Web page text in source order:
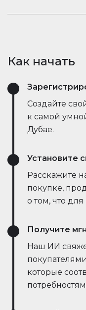
делая сделки
приложениями.
режиме
месте.
Как начать
Создайте
к самой
Дубае.
Установите
Расскажите
покупке,
о том, что
Получите
Наш ИИ
которые